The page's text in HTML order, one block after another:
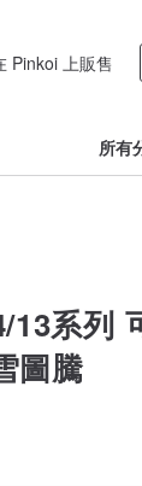
Pinkoi 上販售
所有
系列
圖騰